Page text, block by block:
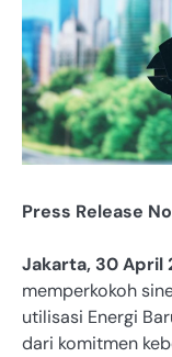
Press Release
Jakarta, 30 April
memperkokoh
utilisasi Energi
dari komitmen